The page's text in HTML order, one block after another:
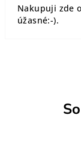
Nakupuji zde
úžasné:-).